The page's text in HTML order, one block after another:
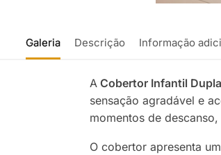
Galeria Descrição Informação
ACobertor Infantil
sensação agradável e
momentos de
O cobertor apresenta